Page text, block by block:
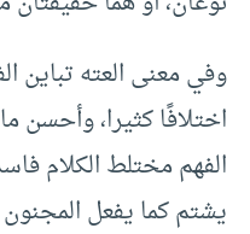
وفي معنى العته تباين
اختلافًا كثيرا، وأحسن
الفهم مختلط الكلام
يشتم كما يفعل